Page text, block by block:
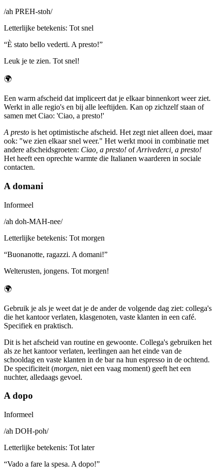
/ah PREH-stoh/
Letterlijke betekenis: Tot snel
“È stato bello vederti. A presto!”
Leuk je te zien. Tot snel!
🌍
Een warm afscheid dat impliceert dat je elkaar binnenkort weer ziet.
Werkt in alle regio's en bij alle leeftijden. Kan op zichzelf staan of
samen met Ciao: 'Ciao, a presto!'
A presto is het optimistische afscheid. Het zegt niet alleen doei, maar
ook: "we zien elkaar snel weer." Het werkt mooi in combinatie met
andere afscheidsgroeten: Ciao, a presto! ofArrivederci, a presto!
Het heeft een oprechte warmte die Italianen waarderen in sociale
contacten.
A domani
Informeel
/ah doh-MAH-nee/
Letterlijke betekenis: Tot morgen
“Buonanotte, ragazzi. A domani!”
Welterusten, jongens. Tot morgen!
🌍
Gebruik je als je weet dat je de ander de volgende dag ziet: collega's
die het kantoor verlaten, klasgenoten, vaste klanten in een café.
Specifiek en praktisch.
Dit is het afscheid van routine en gewoonte. Collega's gebruiken het
als ze het kantoor verlaten, leerlingen aan het einde van de
schooldag en vaste klanten in de bar na hun espresso in de ochtend.
De specificiteit (morgen, niet een vaag moment) geeft het een
nuchter, alledaags gevoel.
A dopo
Informeel
/ah DOH-poh/
Letterlijke betekenis: Tot later
“Vado a fare la spesa. A dopo!”